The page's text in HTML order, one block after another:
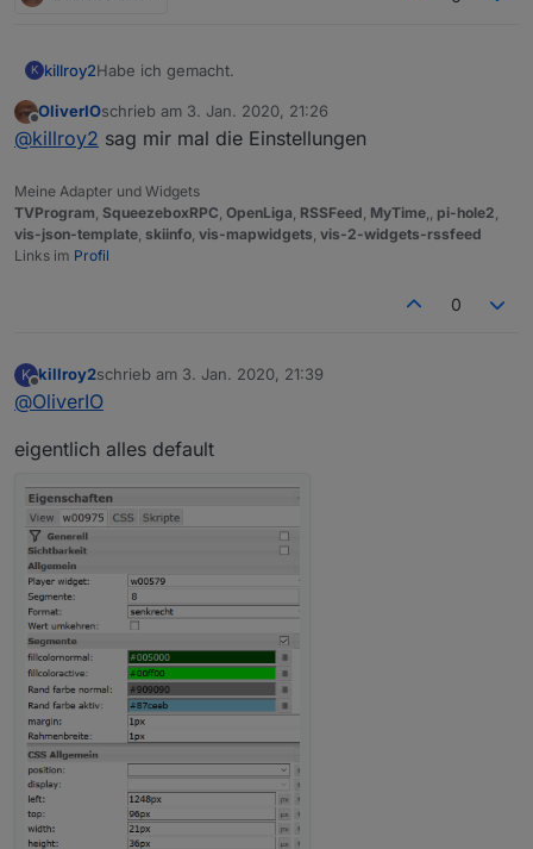
K killroy2Habe ich gemacht.
iobroker squeezeboxrpc -v
0.8.25
gross. Klick auf Rahmen klappt, in Margin nicht.
Was mir noch auffällt, manche Eingaben auf Balken
werden abhängig vom Zustand ignoriert oder erst bei
späteren Klicks gemacht.
zweiten wird ignoriert. Dritter und dann zweiter
Offline
OliverIOschrieb am 3. Jan. 2020, 21:26
zuletzt editiert von
@killroy2 sag mir mal die Einstellungen
Meine Adapter und Widgets
TVProgram SqueezeboxRPC OpenLiga RSSFeed MyTime pi-hole2
vis-json-template skiinfo vis-mapwidgets vis-2-widgets-rssfeed
Links im Profil
0
K
Offline
killroy2schrieb am 3. Jan. 2020, 21:39
zuletzt editiert von
@OliverIO
eigentlich alles default